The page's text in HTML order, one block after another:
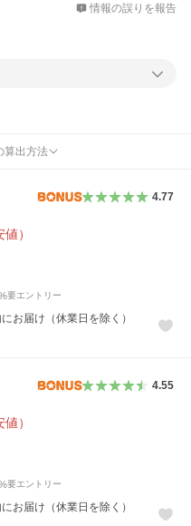
情報の誤りを報告
算出方法
4.77
値）
要エントリー
お届け（休業日を除く）
4.55
値）
要エントリー
お届け（休業日を除く）